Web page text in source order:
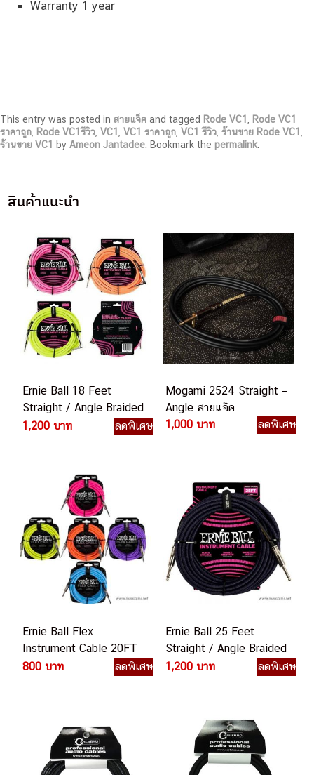
Warranty 1 year
This entry was posted in สายแจ็ค and tagged Rode VC1
Rode VC1
ราคาถูก Rode VC1รีวิว VC1 VC1 ราคาถูก VC1 รีวิว ร้านขาย Rode VC1
ร้านขาย VC1
by Ameon Jantadee . Bookmark the permalink
สินค้าแนะนำ
Ernie Ball 18 Feet
Straight / Angle Braided
Instrument Cables สาย
1,200 บาท ลดพิเศษ
Mogami 2524 Straight –
Angle สายแจ็ค
1,000 บาท
ลดพิเศษ
Ernie Ball Flex
Instrument Cable 20FT
Straight/Straight สาย
800 บาท ลดพิเศษ
Ernie Ball 25 Feet
Straight / Angle Braided
Instrument Cables สาย
1,200 บาท ลดพิเศษ